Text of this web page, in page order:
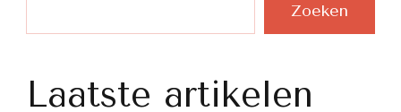
Zoeken
Laatste artikelen